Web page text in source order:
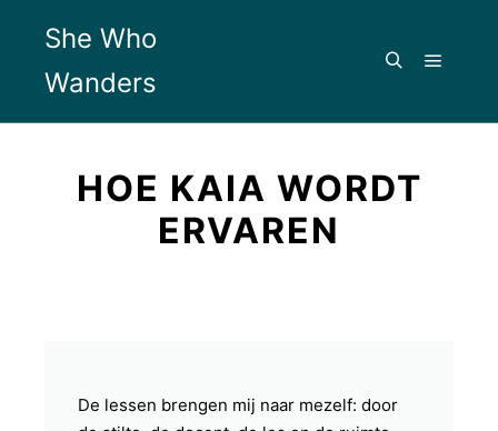
She Who
Wanders
HOE KAIA WORDT
ERVAREN
De lessen brengen mij naar mezelf: door